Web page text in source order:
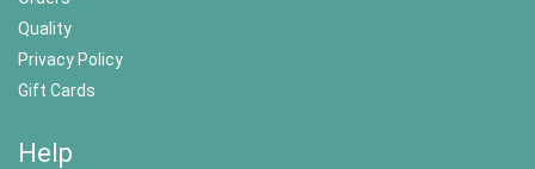
Quality
Privacy Policy
Gift Cards
Help